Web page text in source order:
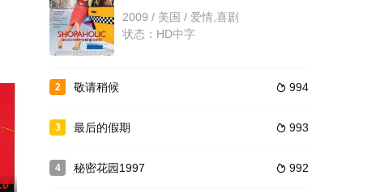
2009 / 美国 / 爱情,喜剧
状态：HD中字
2  994
敬请稍候
3  993
最后的假期
4  992
秘密花园1997